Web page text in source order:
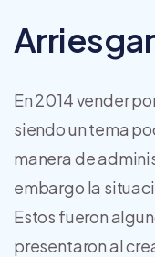
En 2014 vender
siendo un tema
manera de
embargo la
Estos fueron
presentaron al